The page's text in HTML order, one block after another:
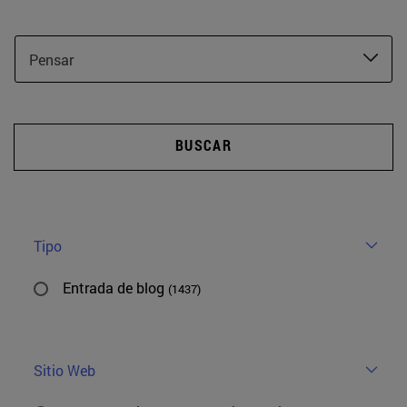
Pensar
BUSCAR
Tipo
Entrada de blog (1437)
Sitio Web